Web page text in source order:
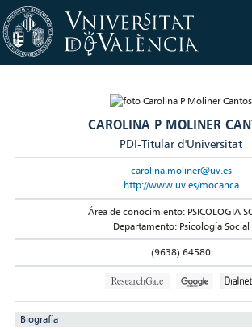
CAROLINA P MOLINER
PDI-Titular d'Universitat
carolina.moliner@uv.es
http://www.uv.es/mocanca
Área de conocimiento: PSICOLOGIA
Departamento: Psicología Social
(9638) 64580
Biografía